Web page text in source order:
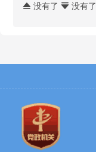
没有了  没有了